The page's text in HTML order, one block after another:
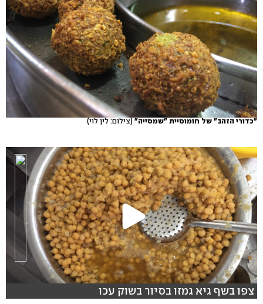
"כדורי הזהב" של חומוסיית "שמסייה" (צילום: לין לוי)
צפו בשף גיא גמזו בסיור בשוק עכו